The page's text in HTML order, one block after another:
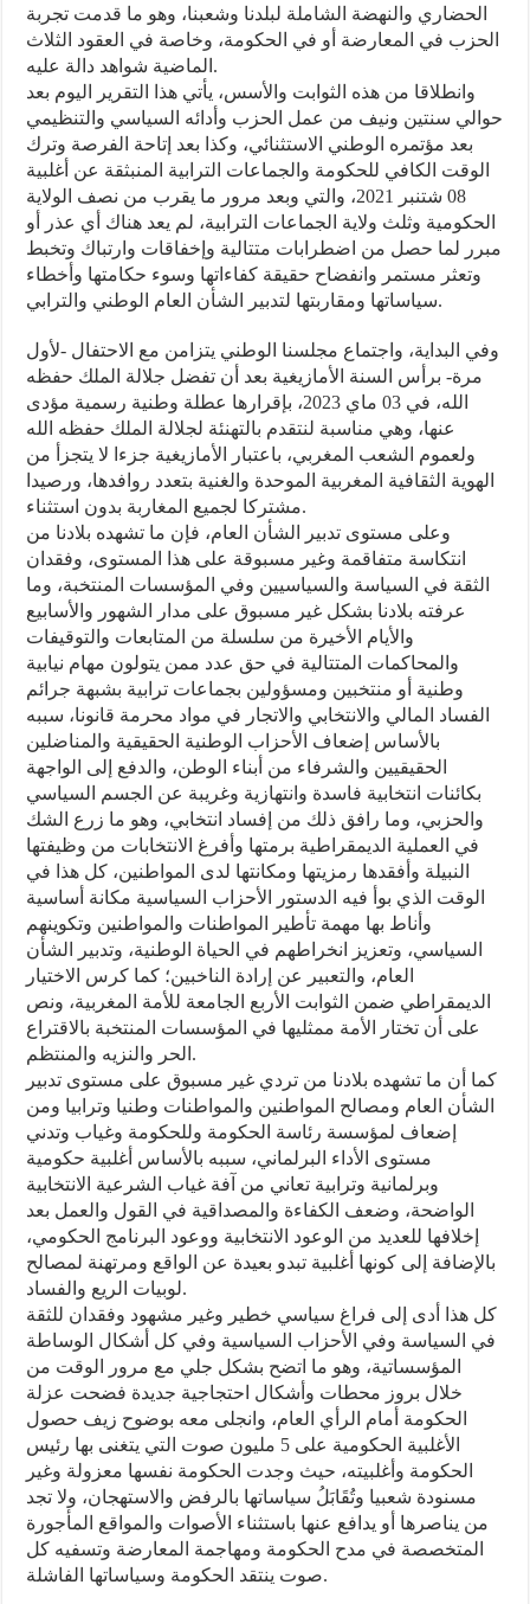
الحضاري والنهضة الشاملة لبلدنا وشعبنا، وهو ما قدمت تجربة
الحزب في المعارضة أو في الحكومة، وخاصة في العقود الثلاث
الماضية شواهد دالة عليه.
وانطلاقا من هذه الثوابت والأسس، يأتي هذا التقرير اليوم بعد
حوالي سنتين ونيف من عمل الحزب وأدائه السياسي والتنظيمي
بعد مؤتمره الوطني الاستثنائي، وكذا بعد إتاحة الفرصة وترك
الوقت الكافي للحكومة والجماعات الترابية المنبثقة عن أغلبية
08 شتنبر 2021، والتي وبعد مرور ما يقرب من نصف الولاية
الحكومية وثلث ولاية الجماعات الترابية، لم يعد هناك أي عذر أو
مبرر لما حصل من اضطرابات متتالية وإخفاقات وارتباك وتخبط
وتعثر مستمر وانفضاح حقيقة كفاءاتها وسوء حكامتها وأخطاء
سياساتها ومقاربتها لتدبير الشأن العام الوطني والترابي.
وفي البداية، واجتماع مجلسنا الوطني يتزامن مع الاحتفال -لأول
مرة- برأس السنة الأمازيغية بعد أن تفضل جلالة الملك حفظه
الله، في 03 ماي 2023، بإقرارها عطلة وطنية رسمية مؤدى
عنها، وهي مناسبة لنتقدم بالتهنئة لجلالة الملك حفظه الله
ولعموم الشعب المغربي، باعتبار الأمازيغية جزءا لا يتجزأ من
الهوية الثقافية المغربية الموحدة والغنية بتعدد روافدها، ورصيدا
مشتركا لجميع المغاربة بدون استثناء.
وعلى مستوى تدبير الشأن العام، فإن ما تشهده بلادنا من
انتكاسة متفاقمة وغير مسبوقة على هذا المستوى، وفقدان
الثقة في السياسة والسياسيين وفي المؤسسات المنتخبة، وما
عرفته بلادنا بشكل غير مسبوق على مدار الشهور والأسابيع
والأيام الأخيرة من سلسلة من المتابعات والتوقيفات
والمحاكمات المتتالية في حق عدد ممن يتولون مهام نيابية
وطنية أو منتخبين ومسؤولين بجماعات ترابية بشبهة جرائم
الفساد المالي والانتخابي والاتجار في مواد محرمة قانونا، سببه
بالأساس إضعاف الأحزاب الوطنية الحقيقية والمناضلين
الحقيقيين والشرفاء من أبناء الوطن، والدفع إلى الواجهة
بكائنات انتخابية فاسدة وانتهازية وغريبة عن الجسم السياسي
والحزبي، وما رافق ذلك من إفساد انتخابي، وهو ما زرع الشك
في العملية الديمقراطية برمتها وأفرغ الانتخابات من وظيفتها
النبيلة وأفقدها رمزيتها ومكانتها لدى المواطنين، كل هذا في
الوقت الذي بوأ فيه الدستور الأحزاب السياسية مكانة أساسية
وأناط بها مهمة تأطير المواطنات والمواطنين وتكوينهم
السياسي، وتعزيز انخراطهم في الحياة الوطنية، وتدبير الشأن
العام، والتعبير عن إرادة الناخبين؛ كما كرس الاختيار
الديمقراطي ضمن الثوابت الأربع الجامعة للأمة المغربية، ونص
على أن تختار الأمة ممثليها في المؤسسات المنتخبة بالاقتراع
الحر والنزيه والمنتظم.
كما أن ما تشهده بلادنا من تردي غير مسبوق على مستوى تدبير
الشأن العام ومصالح المواطنين والمواطنات وطنيا وترابيا ومن
إضعاف لمؤسسة رئاسة الحكومة وللحكومة وغياب وتدني
مستوى الأداء البرلماني، سببه بالأساس أغلبية حكومية
وبرلمانية وترابية تعاني من آفة غياب الشرعية الانتخابية
الواضحة، وضعف الكفاءة والمصداقية في القول والعمل بعد
إخلافها للعديد من الوعود الانتخابية ووعود البرنامج الحكومي،
بالإضافة إلى كونها أغلبية تبدو بعيدة عن الواقع ومرتهنة لمصالح
لوبيات الريع والفساد.
كل هذا أدى إلى فراغ سياسي خطير وغير مشهود وفقدان للثقة
في السياسة وفي الأحزاب السياسية وفي كل أشكال الوساطة
المؤسساتية، وهو ما اتضح بشكل جلي مع مرور الوقت من
خلال بروز محطات وأشكال احتجاجية جديدة فضحت عزلة
الحكومة أمام الرأي العام، وانجلى معه بوضوح زيف حصول
الأغلبية الحكومية على 5 مليون صوت التي يتغنى بها رئيس
الحكومة وأغلبيته، حيث وجدت الحكومة نفسها معزولة وغير
مسنودة شعبيا وتُقَابَلُ سياساتها بالرفض والاستهجان، ولا تجد
من يناصرها أو يدافع عنها باستثناء الأصوات والمواقع المأجورة
المتخصصة في مدح الحكومة ومهاجمة المعارضة وتسفيه كل
صوت ينتقد الحكومة وسياساتها الفاشلة.